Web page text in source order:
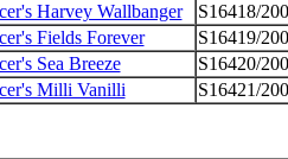
Harvey Wallbanger
S16418/
Fields Forever
S16419/
Sea Breeze
S16420/
Milli Vanilli
S16421/